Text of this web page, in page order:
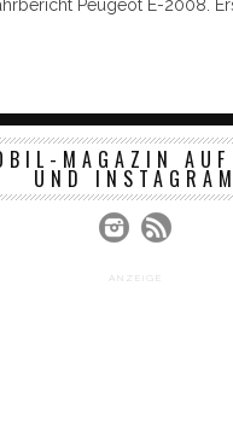
Peugeot E-2008.
MAGAZIN AUF
UND INSTAGRAM
ANZEIGE